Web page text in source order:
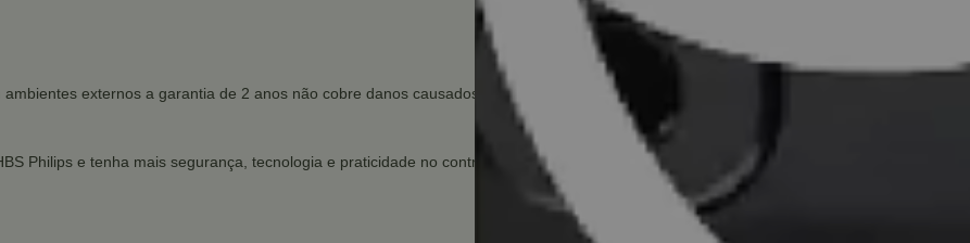
externos a garantia de 2 anos não cobre danos causados pela exposição ao sol e a chuva que podem danificar
Philips e tenha mais segurança, tecnologia e praticidade no controle de acesso do seu imóvel.